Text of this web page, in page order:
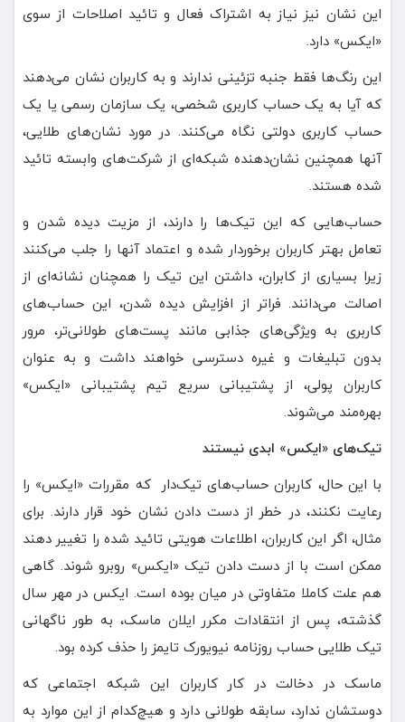
این نشان نیز نیاز به اشتراک فعال و تائید اصلاحات از سوی
«ایکس» دارد.
این رنگ‌ها فقط جنبه تزئینی ندارند و به کاربران نشان می‌دهند
که آیا به یک حساب کاربری شخصی، یک سازمان رسمی یا یک
حساب کاربری دولتی نگاه می‌کنند. در مورد نشان‌های طلایی،
آنها همچنین نشان‌دهنده شبکه‌ای از شرکت‌های وابسته تائید
شده هستند.
حساب‌هایی که این تیک‌ها را دارند، از مزیت دیده شدن و
تعامل بهتر کاربران برخوردار شده و اعتماد آنها را جلب می‌کنند
زیرا بسیاری از کابران، داشتن این تیک را همچنان نشانه‌ای از
اصالت می‌دانند. فراتر از افزایش دیده شدن، این حساب‌های
کاربری به ویژگی‌های جذابی مانند پست‌های طولانی‌تر، مرور
بدون تبلیغات و غیره دسترسی خواهند داشت و به عنوان
کاربران پولی، از پشتیبانی سریع تیم پشتیبانی «ایکس»
بهره‌مند می‌شوند.
تیک‌های «ایکس» ابدی نیستند
با این حال، کاربران حساب‌های تیک‌دار که مقررات «ایکس» را
رعایت نکنند، در خطر از دست دادن نشان خود قرار دارند. برای
مثال، اگر این کاربران، اطلاعات هویتی تائید شده را تغییر دهند
ممکن است با از دست دادن تیک «ایکس» روبرو شوند. گاهی
هم علت کاملا متفاوتی در میان بوده است. ایکس در مهر سال
گذشته، پس از انتقادات مکرر ایلان ماسک، به طور ناگهانی
تیک طلایی حساب روزنامه نیویورک تایمز را حذف کرده بود.
ماسک در دخالت در کار کاربران این شبکه اجتماعی که
دوستشان ندارد، سابقه طولانی دارد و هیچ‌کدام از این موارد به